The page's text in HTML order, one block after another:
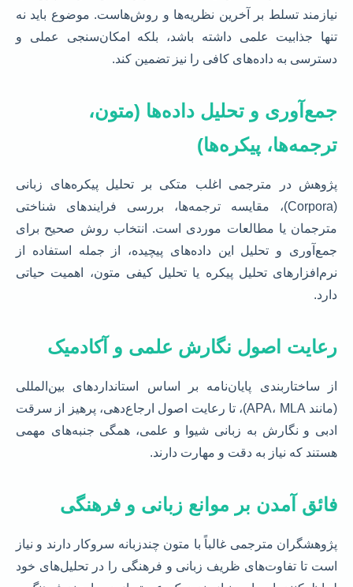
نیازمند تسلط بر آخرین نظریه‌ها و روش‌هاست. موضوع باید نه
تنها جذابیت علمی داشته باشد، بلکه امکان‌سنجی عملی و
دسترسی به داده‌های کافی را نیز تضمین کند.
جمع‌آوری و تحلیل داده‌ها (متون،
ترجمه‌ها، پیکره‌ها)
پژوهش در مترجمی اغلب متکی بر تحلیل پیکره‌های زبانی
(Corpora)، مقایسه ترجمه‌ها، بررسی فرایندهای شناختی
مترجمان یا مطالعات موردی است. انتخاب روش صحیح برای
جمع‌آوری و تحلیل این داده‌های پیچیده، از جمله استفاده از
نرم‌افزارهای تحلیل پیکره یا تحلیل کیفی متون، اهمیت حیاتی
دارد.
رعایت اصول نگارش علمی و آکادمیک
از ساختاربندی پایان‌نامه بر اساس استانداردهای بین‌المللی
(مانند APA، MLA)، تا رعایت اصول ارجاع‌دهی، پرهیز از سرقت
ادبی و نگارش به زبانی شیوا و علمی، همگی جنبه‌های مهمی
هستند که نیاز به دقت و مهارت دارند.
فائق آمدن بر موانع زبانی و فرهنگی
پژوهشگران مترجمی غالباً با متون چندزبانه سروکار دارند و نیاز
است تا تفاوت‌های ظریف زبانی و فرهنگی را در تحلیل‌های خود